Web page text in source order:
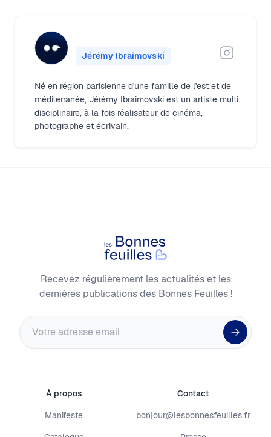
Jérémy Ibraimovski
Né en région parisienne d'une famille de l'est et de
méditerranée, Jérémy Ibraimovski est un artiste multi
disciplinaire, à la fois réalisateur de cinéma,
photographe et écrivain.
Les Bonnes Feuilles
Recevez régulièrement les actualités et les
dernières publications des Bonnes Feuilles !
Adresse email
À propos
Manifeste
Contact
bonjour@lesbonnesfeuilles.fr